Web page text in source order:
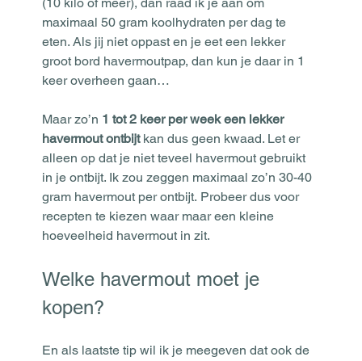
maximaal 50 gram koolhydraten per dag te
eten. Als jij niet oppast en je eet een lekker
groot bord havermoutpap, dan kun je daar in 1
keer overheen gaan…
Maar zo’n 1 tot 2 keer per week een lekker
havermout ontbijt kan dus geen kwaad. Let er
alleen op dat je niet teveel havermout gebruikt
in je ontbijt. Ik zou zeggen maximaal zo’n 30-40
gram havermout per ontbijt. Probeer dus voor
recepten te kiezen waar maar een kleine
hoeveelheid havermout in zit.
Welke havermout moet je
kopen?
En als laatste tip wil ik je meegeven dat ook de